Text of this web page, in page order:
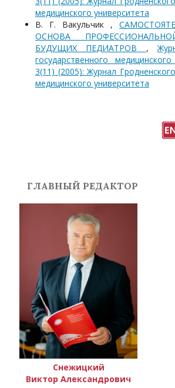
медицинского университета
В. Г. Вакульчик ,
ОСНОВА
БУДУЩИХ ПЕДИАТРОВ ,
государственного
3(11) (2005): Журнал
медицинского университета
ГЛАВНЫЙ РЕДАКТОР
Снежицкий
Виктор Александрович